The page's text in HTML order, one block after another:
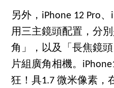
另外，iPhone 12 Pro
用三主鏡頭配置，分
角」，以及「長焦鏡
片組廣角相機。
狂！具1.7 微米像素，